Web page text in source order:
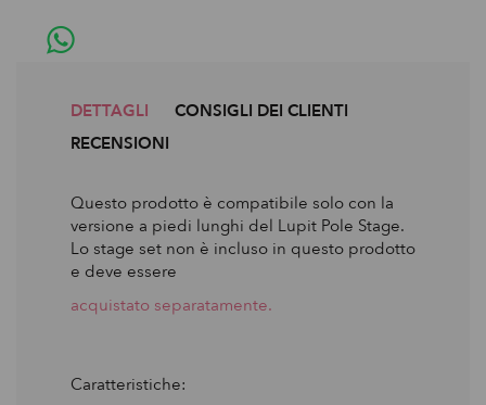
DETTAGLI
CONSIGLI DEI CLIENTI
RECENSIONI
Questo prodotto è compatibile solo con la
versione a piedi lunghi del Lupit Pole Stage.
Lo stage set non è incluso in questo prodotto
e deve essere
acquistato separatamente.
Caratteristiche: